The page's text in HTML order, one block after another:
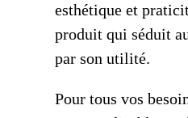
esthétique et
produit qui séduit
par son utilité.
Pour tous vos